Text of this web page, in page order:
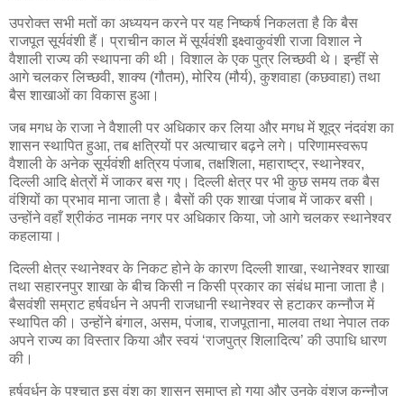
उपरोक्त सभी मतों का अध्ययन करने पर यह निष्कर्ष निकलता है कि बैस
राजपूत सूर्यवंशी हैं। प्राचीन काल में सूर्यवंशी इक्ष्वाकुवंशी राजा विशाल ने
वैशाली राज्य की स्थापना की थी। विशाल के एक पुत्र लिच्छवी थे। इन्हीं से
आगे चलकर लिच्छवी, शाक्य (गौतम), मोरिय (मौर्य), कुशवाहा (कछवाहा) तथा
बैस शाखाओं का विकास हुआ।
जब मगध के राजा ने वैशाली पर अधिकार कर लिया और मगध में शूद्र नंदवंश का
शासन स्थापित हुआ, तब क्षत्रियों पर अत्याचार बढ़ने लगे। परिणामस्वरूप
वैशाली के अनेक सूर्यवंशी क्षत्रिय पंजाब, तक्षशिला, महाराष्ट्र, स्थानेश्वर,
दिल्ली आदि क्षेत्रों में जाकर बस गए। दिल्ली क्षेत्र पर भी कुछ समय तक बैस
वंशियों का प्रभाव माना जाता है। बैसों की एक शाखा पंजाब में जाकर बसी।
उन्होंने वहाँ श्रीकंठ नामक नगर पर अधिकार किया, जो आगे चलकर स्थानेश्वर
कहलाया।
दिल्ली क्षेत्र स्थानेश्वर के निकट होने के कारण दिल्ली शाखा, स्थानेश्वर शाखा
तथा सहारनपुर शाखा के बीच किसी न किसी प्रकार का संबंध माना जाता है।
बैसवंशी सम्राट हर्षवर्धन ने अपनी राजधानी स्थानेश्वर से हटाकर कन्नौज में
स्थापित की। उन्होंने बंगाल, असम, पंजाब, राजपूताना, मालवा तथा नेपाल तक
अपने राज्य का विस्तार किया और स्वयं ‘राजपुत्र शिलादित्य’ की उपाधि धारण
की।
हर्षवर्धन के पश्चात इस वंश का शासन समाप्त हो गया और उनके वंशज कन्नौज